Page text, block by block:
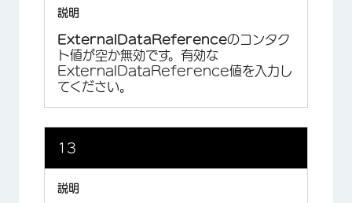
ExternalDataReferenceのコンタク
ト値が空か無効です。有効な
ExternalDataReference値を入力し
てください。
13